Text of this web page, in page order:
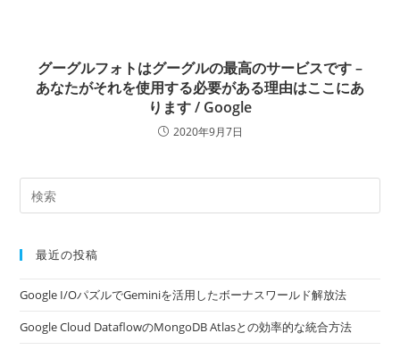
グーグルフォトはグーグルの最高のサービスです –
あなたがそれを使用する必要がある理由はここにあ
ります / Google
2020年9月7日
最近の投稿
Google I/OパズルでGeminiを活用したボーナスワールド解放法
Google Cloud DataflowのMongoDB Atlasとの効率的な統合方法